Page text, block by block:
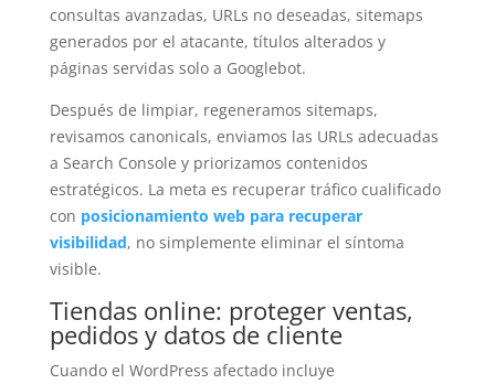
consultas avanzadas, URLs no deseadas, sitemaps
generados por el atacante, títulos alterados y
páginas servidas solo a Googlebot.
Después de limpiar, regeneramos sitemaps,
revisamos canonicals, enviamos las URLs adecuadas
a Search Console y priorizamos contenidos
estratégicos. La meta es recuperar tráfico cualificado
con posicionamiento web para recuperar
visibilidad, no simplemente eliminar el síntoma
visible.
Tiendas online: proteger ventas,
pedidos y datos de cliente
Cuando el WordPress afectado incluye